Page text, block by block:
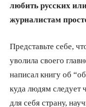
любить русских
журналистам
Представьте себе,
уволила своего
написал книгу об
куда людям следует
для себя страну,